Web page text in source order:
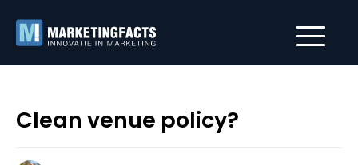
Clean venue policy?